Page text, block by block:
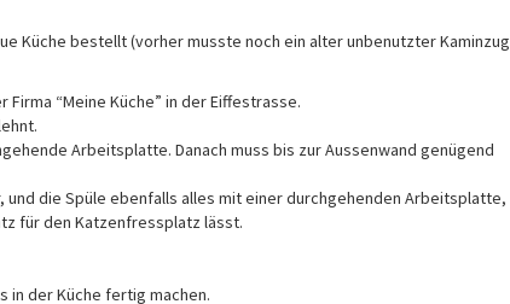
Küche bestellt (vorher musste noch ein alter unbenutzter Kaminzug
Firma “Meine Küche” in der Eiffestrasse.
Arbeitsplatte. Danach muss bis zur Aussenwand genügend
die Spüle ebenfalls alles mit einer durchgehenden Arbeitsplatte,
für den Katzenfressplatz lässt.
in der Küche fertig machen.